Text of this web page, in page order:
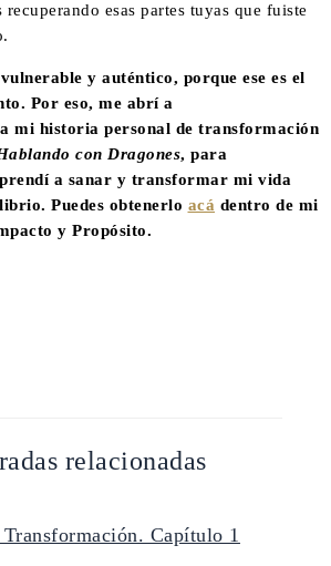
esas partes tuyas que fuiste
y auténtico, porque ese es el
Por eso, me abrí a
mi historia personal de transformación
con Dragones, para
a sanar y transformar mi vida
Puedes obtenerlo acá dentro de mi
y Propósito.
relacionadas
Capítulo 1